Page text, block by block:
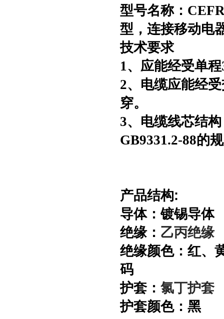
型号名称：
型，连接移动电
技术要求
1、应能经受单
2、电缆应能经
穿。
3、电缆线芯结
GB9331.2-88的
产品结构:
导体：镀锡导体
绝缘： 乙丙绝缘
绝缘颜色：红、
码
护套： 氯丁护套
护套颜色：黑